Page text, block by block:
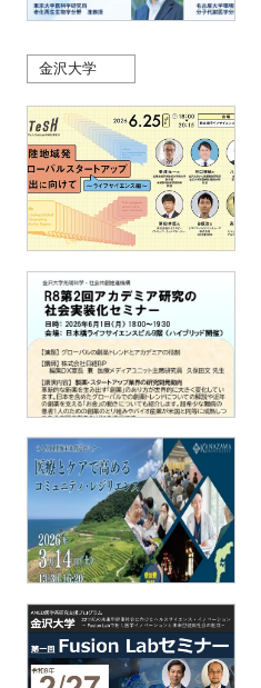
金沢大学